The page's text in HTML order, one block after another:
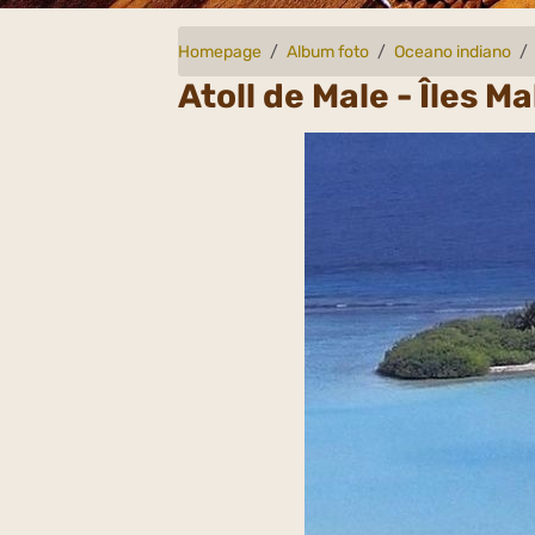
Homepage Album foto Oceano indiano
Atoll de Male - Îles